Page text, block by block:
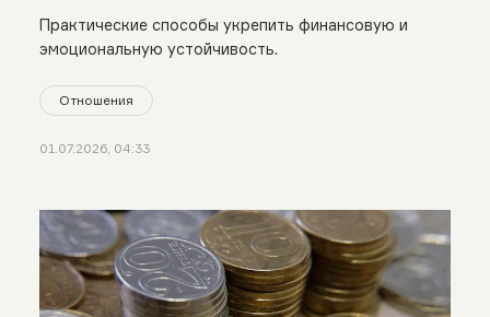
Практические способы укрепить финансовую и
эмоциональную устойчивость.
Отношения
01.07.2026, 04:33